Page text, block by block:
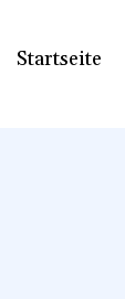
Startseite